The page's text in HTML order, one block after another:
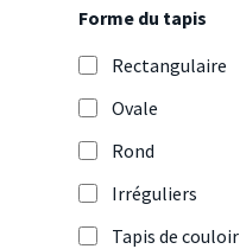
Forme du tapis
Rectangulaire
Ovale
Rond
Irréguliers
Tapis de couloir